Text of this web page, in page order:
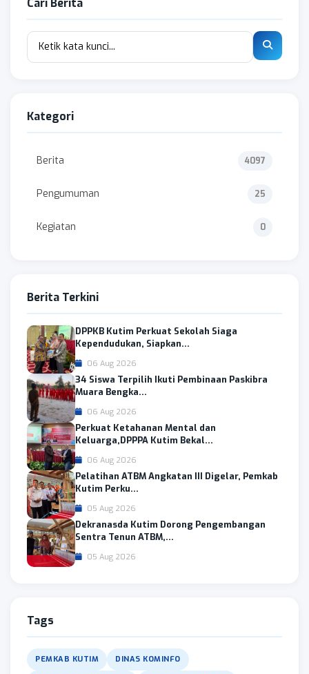
Cari Berita
Kategori
Berita 4097
Pengumuman 25
Kegiatan 0
Berita Terkini
DPPKB Kutim Perkuat Sekolah Siaga
Kependudukan, Siapkan...
06 Aug 2026
34 Siswa Terpilih Ikuti Pembinaan Paskibra
Muara Bengka...
06 Aug 2026
Perkuat Ketahanan Mental dan
Keluarga,DPPPA Kutim Bekal...
06 Aug 2026
Pelatihan ATBM Angkatan III Digelar, Pemkab
Kutim Perku...
05 Aug 2026
Dekranasda Kutim Dorong Pengembangan
Sentra Tenun ATBM,...
05 Aug 2026
Tags
PEMKAB KUTIM DINAS KOMINFO